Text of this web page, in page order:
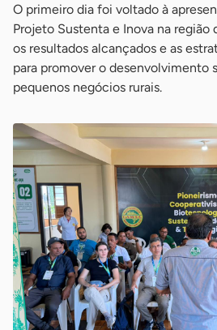
O primeiro dia foi voltado à
Projeto Sustenta e Inova na região
os resultados alcançados e as
para promover o desenvolvimento
pequenos negócios rurais.